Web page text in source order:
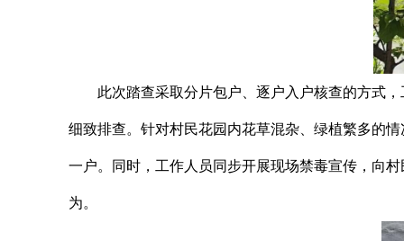
此次踏查采取分片包户、逐户入户核查的方式
细致排查。针对村民花园内花草混杂、绿植繁多的
一户。同时，工作人员同步开展现场禁毒宣传，向
为。